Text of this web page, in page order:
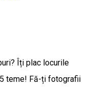
Îți plac locurile
teme! Fă-ți fotografii